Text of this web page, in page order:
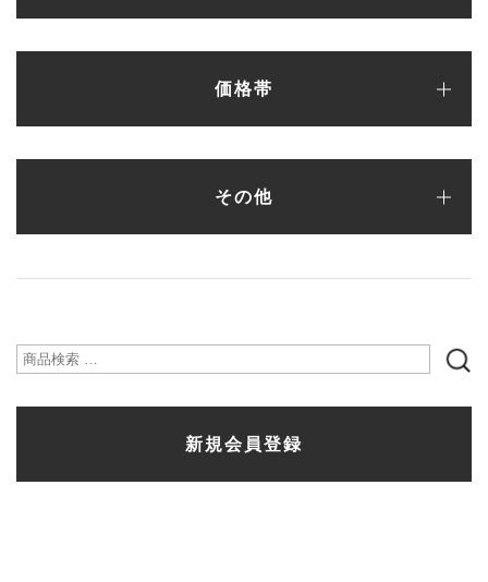
パンプス
フラットシューズ
バレエシューズ
ローファー・レースアップ
スリッポン
ブーツ
サンダル
スニーカー
カラーオーダーシューズ
ランキング
サンプルセール（一点もの）
シューケア・シューズ小物
新作アイテム
価格帯
〜¥5,000
¥5,001〜¥10,000
¥10,001〜¥15,000
¥15,001〜¥20,000
¥20,001〜¥25,000
¥25,001〜¥30,000
¥30,001〜
その他
新規会員登録